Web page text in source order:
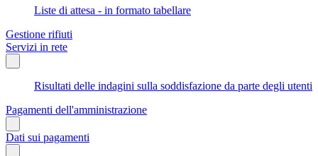
Liste di attesa - in formato tabellare
Gestione rifiuti
Servizi in rete
Risultati delle indagini sulla soddisfazione da parte degli utenti
Pagamenti dell'amministrazione
Dati sui pagamenti